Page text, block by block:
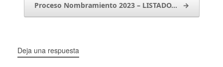
Proceso Nombramiento 2023 – LISTADO… →
Deja una respuesta